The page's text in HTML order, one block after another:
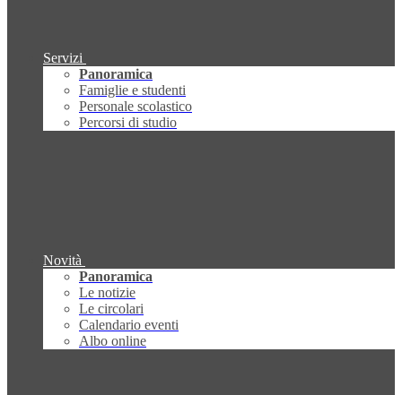
Servizi
Panoramica
Famiglie e studenti
Personale scolastico
Percorsi di studio
Novità
Panoramica
Le notizie
Le circolari
Calendario eventi
Albo online